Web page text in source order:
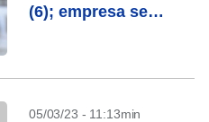
(6); empresa se
05/03/23 - 11:13min